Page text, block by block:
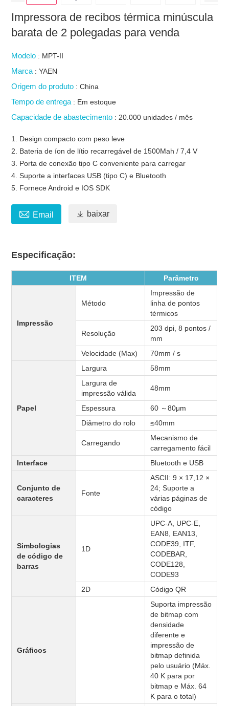
Impressora de recibos térmica minúscula
barata de 2 polegadas para venda
Modelo : MPT-II
Marca : YAEN
Origem do produto : China
Tempo de entrega : Em estoque
Capacidade de abastecimento : 20.000 unidades / mês
1. Design compacto com peso leve
2. Bateria de íon de lítio recarregável de 1500Mah / 7,4 V
3. Porta de conexão tipo C conveniente para carregar
4. Suporte a interfaces USB (tipo C) e Bluetooth
5. Fornece Android e IOS SDK
 Email  baixar
Especificação:
ITEM Parâmetro
Impressão
Método
Impressão de
linha de pontos
térmicos
Resolução
203 dpi, 8 pontos /
mm
Velocidade (Max)
70mm / s
Papel
Largura
58mm
Largura de
impressão válida
48mm
Espessura 60 ～80μm
Diâmetro do rolo
≤40mm
Carregando
Mecanismo de
carregamento fácil
Interface
Bluetooth e USB
Conjunto de
caracteres
Fonte
ASCII: 9 × 17,12 ×
24; Suporte a
várias páginas de
código
Simbologias
de código de
barras
1D
UPC-A, UPC-E,
EAN8, EAN13,
CODE39, ITF,
CODEBAR,
CODE128,
CODE93
2D
Código QR
Gráficos
Suporta impressão
de bitmap com
densidade
diferente e
impressão de
bitmap definida
pelo usuário (Máx.
40 K para por
bitmap e Máx. 64
K para o total)